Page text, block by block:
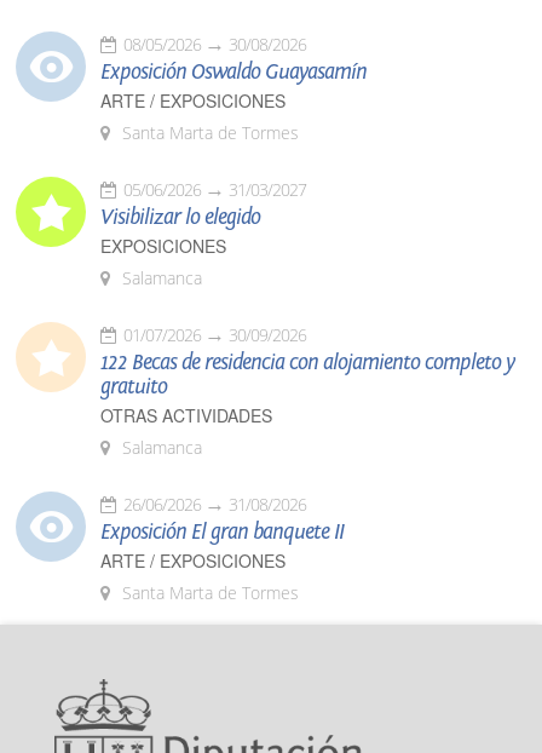
08/05/2026 30/08/2026
Exposición Oswaldo Guayasamín
ARTE / EXPOSICIONES
Santa Marta de Tormes
05/06/2026 31/03/2027
Visibilizar lo elegido
EXPOSICIONES
Salamanca
01/07/2026 30/09/2026
122 Becas de residencia con alojamiento completo y
gratuito
OTRAS ACTIVIDADES
Salamanca
26/06/2026 31/08/2026
Exposición El gran banquete II
ARTE / EXPOSICIONES
Santa Marta de Tormes